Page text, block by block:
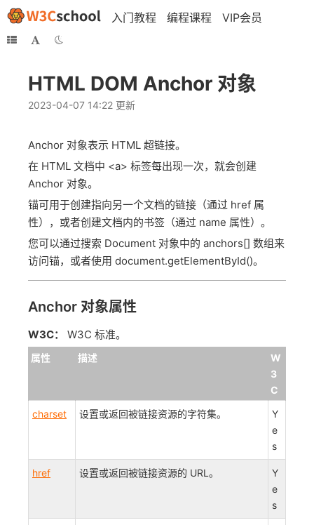
入门教程 编程课程 VIP会员
HTML DOM Anchor 对象
2023-04-07 14:22 更新
Anchor 对象表示 HTML 超链接。
在 HTML 文档中 <a> 标签每出现一次，就会创建
Anchor 对象。
锚可用于创建指向另一个文档的链接（通过 href 属
性），或者创建文档内的书签（通过 name 属性）。
您可以通过搜索 Document 对象中的 anchors[] 数组来
访问锚，或者使用 document.getElementById()。
Anchor 对象属性
W3C： W3C 标准。
属性 描述
W
3
C
charset
设置或返回被链接资源的字符集。
Y
e
s
href 设置或返回被链接资源的 URL。
Y
e
s